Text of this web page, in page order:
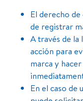
El derecho
de registrar
A través de la
acción para
marca y
En el caso de